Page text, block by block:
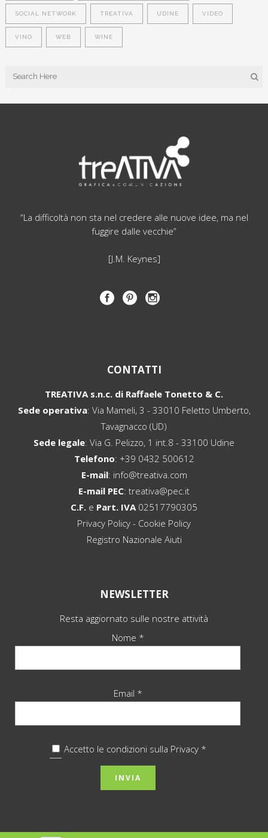
SOCIAL NETWORK TREATIVA UDINE VIDEO
VINO WEB WINE
“La difficoltà non sta nel credere alle nuove idee, ma nel
fuggire dalle vecchie”
[J.M. Keynes]
CONTATTI
TREATIVA s.n.c. di Raffaele Tonetto & C.
Sede operativa: Via Mameli, 3 - 33010 Feletto Umberto,
Tavagnacco (UD)
Sede legale: Via G. Pelizzo, 1 int.8 - 33100 Udine
Telefono: +39 0432 500612
E-mail: info@treativa.com
E-mail PEC: treativa@pec.it
C.F. e Part. IVA 02517790305
Privacy Policy - Cookie Policy
Registro Nazionale Aiuti
NEWSLETTER
Resta aggiornato sulle nostre attività
Nome *
Email *
Accetto le condizioni sulla Privacy *